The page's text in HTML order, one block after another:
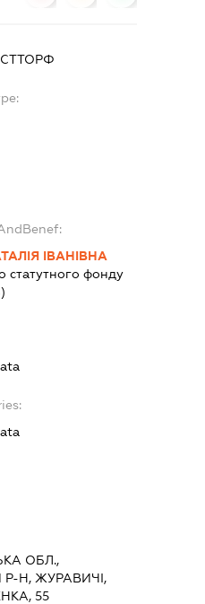
ІВАНІВНА
статутного фонду
ОБЛ.,
Р-Н, ЖУРАВИЧІ,
55